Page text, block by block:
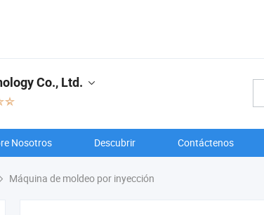
Co., Ltd.
Nosotros Descubrir Contáctenos
Máquina de moldeo por inyección